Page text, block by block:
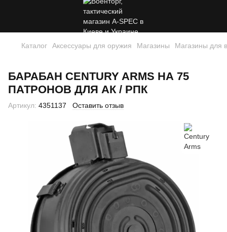
Каталог Аксессуары для оружия Магазины Магазины для
БАРАБАН CENTURY ARMS НА 75
ПАТРОНОВ ДЛЯ АК / РПК
Артикул: 4351137 Оставить отзыв